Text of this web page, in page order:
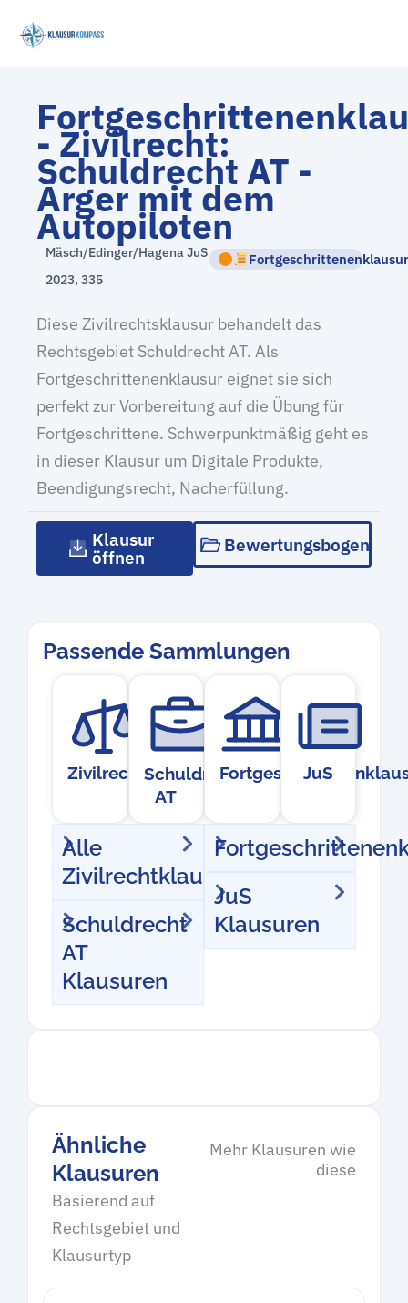
Inhalt
- Zivilrecht:
Schuldrecht AT -
Ärger mit dem
Autopiloten
Mäsch/Edinger/Hagena JuS
2023, 335
Fortgeschrittenenklausur
Diese Zivilrechtsklausur behandelt das
Rechtsgebiet Schuldrecht AT. Als
Fortgeschrittenenklausur eignet sie sich
perfekt zur Vorbereitung auf die Übung für
Fortgeschrittene. Schwerpunktmäßig geht es
in dieser Klausur um Digitale Produkte,
Beendigungsrecht, Nacherfüllung.
Klausur
öffnen
Bewertungsbogen
Passende Sammlungen
ZivilrechtSchuldrecht
AT
JuS
Alle
Zivilrechtklausuren
Schuldrecht
AT
Klausuren
JuS
Klausuren
Ähnliche
Klausuren
Basierend auf
Rechtsgebiet und
Klausurtyp
Mehr Klausuren wie
diese